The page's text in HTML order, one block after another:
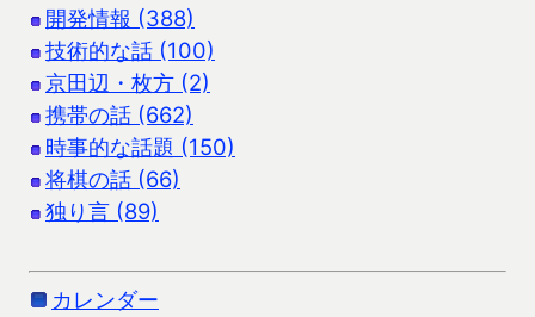
開発情報 (388)
技術的な話 (100)
京田辺・枚方 (2)
携帯の話 (662)
時事的な話題 (150)
将棋の話 (66)
独り言 (89)
カレンダー